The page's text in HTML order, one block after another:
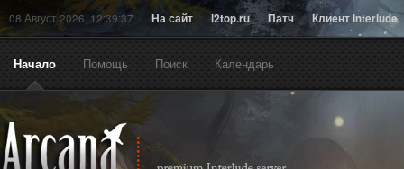
08 Август 2026, 12:39:37 На сайт l2top.ru Патч Клиент Interlude
Начало Помощь Поиск Календарь